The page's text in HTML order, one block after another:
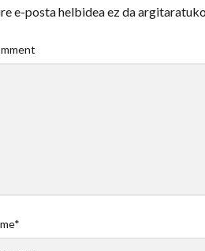
e-posta helbidea ez da